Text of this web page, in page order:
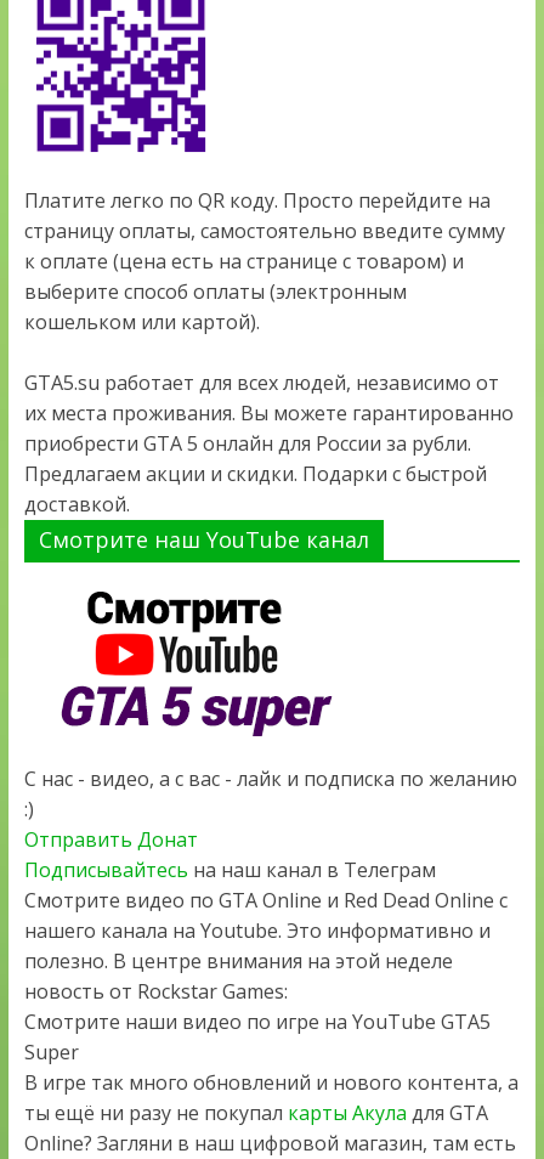
Платите легко по QR коду. Просто перейдите на
страницу оплаты, самостоятельно введите сумму
к оплате (цена есть на странице с товаром) и
выберите способ оплаты (электронным
кошельком или картой).
GTA5.su работает для всех людей, независимо от
их места проживания. Вы можете гарантированно
приобрести GTA 5 онлайн для России за рубли.
Предлагаем акции и скидки. Подарки с быстрой
доставкой.
Смотрите наш YouTube канал
С нас - видео, а с вас - лайк и подписка по желанию
:)
Отправить Донат
Подписывайтесь на наш канал в Телеграм
Смотрите видео по GTA Online и Red Dead Online с
нашего канала на Youtube. Это информативно и
полезно. В центре внимания на этой неделе
новость от Rockstar Games:
Смотрите наши видео по игре на YouTube GTA5
Super
В игре так много обновлений и нового контента, а
ты ещё ни разу не покупал карты Акула для GTA
Online? Загляни в наш цифровой магазин, там есть